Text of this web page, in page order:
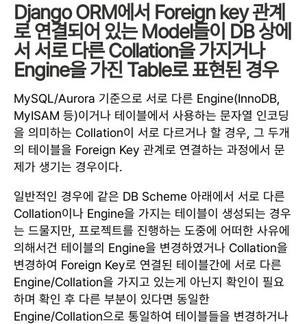
Django ORM에서 Foreign key 관계
로 연결되어 있는 Model들이 DB 상에
서 서로 다른 Collation을 가지거나
Engine을 가진 Table로 표현된 경우
MySQL/Aurora 기준으로 서로 다른 Engine(InnoDB,
MyISAM 등)이거나 테이블에서 사용하는 문자열 인코딩
을 의미하는 Collation이 서로 다르거나 할 경우, 그 두개
의 테이블을 Foreign Key 관계로 연결하는 과정에서 문
제가 생기는 경우이다.
일반적인 경우에 같은 DB Scheme 아래에서 서로 다른
Collation이나 Engine을 가지는 테이블이 생성되는 경우
는 드물지만, 프로젝트를 진행하는 도중에 어떠한 사유에
의해서건 테이블의 Engine을 변경하였거나 Collation을
변경하여 Foreign Key로 연결된 테이블간에 서로 다른
Engine/Collation을 가지고 있는게 아닌지 확인이 필요
하며 확인 후 다른 부분이 있다면 동일한
Engine/Collation으로 통일하여 테이블들을 변경하거나